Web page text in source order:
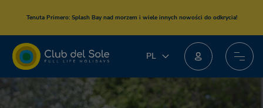
Tenuta Primero: Splash Bay nad morzem i wiele innych nowości do odkrycia!
PL